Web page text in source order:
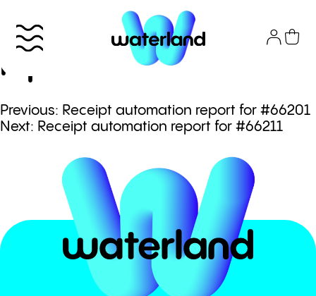
content
Το πάρκο
Attractions
Εισιτήρια
Receipt automation
report for #66198
Πλοήγηση
άρθρων
Previous: Receipt automation report for #66201
Next: Receipt automation report for #66211